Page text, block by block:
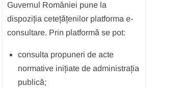
Guvernul României pune la
dispoziția cetețățenilor platforma e-
consultare. Prin platformă se pot:
consulta propuneri de acte
normative inițiate de administrația
publică;